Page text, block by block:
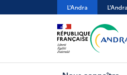
au
L'Andra